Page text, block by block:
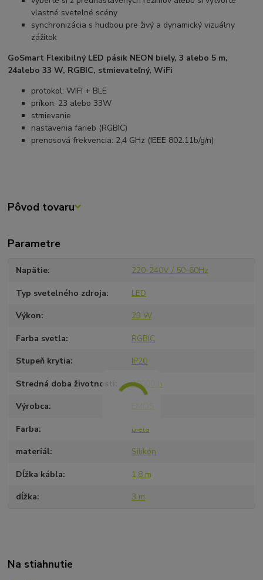
vlastné svetelné scény
synchronizácia s hudbou pre živý a dynamický vizuálny
zážitok
GoSmart Flexibilný LED pásik NEON biely, 3 alebo 5 m,
24alebo 33 W, RGBIC, stmievateľný, WiFi
protokol: WIFI + BLE
príkon: 23 alebo 33W
stmievanie
nastavenia farieb (RGBIC)
prenosová frekvencia: 2,4 GHz (IEEE 802.11b/g/n)
Pôvod tovaru
Parametre
Napätie 220-240V / 50-60Hz
Typ svetelného zdroja LED
Výkon 23 W
Farba svetla RGBIC
Stupeň krytia IP20
Stredná doba životnosti 20000 h
Výrobca
Farba biela
materiál Silikón
Dĺžka kábla 1,8 m
dĺžka 3 m
Na stiahnutie